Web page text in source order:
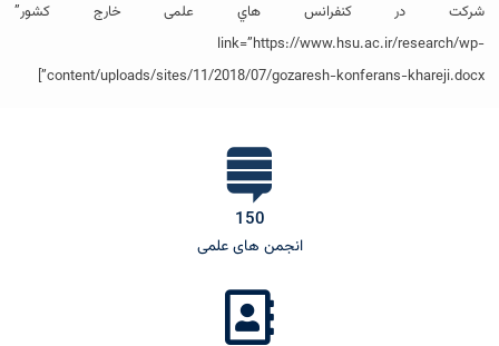
شركت در كنفرانس هاي علمی خارج کشور”
link=”https://www.hsu.ac.ir/research/wp-
content/uploads/sites/11/2018/07/gozaresh-konferans-khareji.docx”]
انجمن های علمی
150